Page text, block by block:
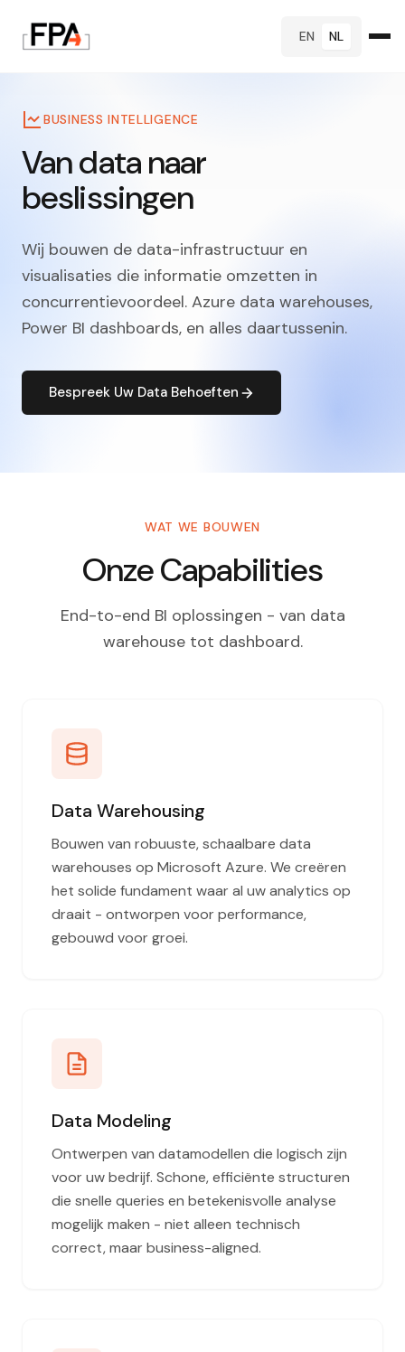
EN NL
BUSINESS INTELLIGENCE
Van data naar
beslissingen
Wij bouwen de data-infrastructuur en
visualisaties die informatie omzetten in
concurrentievoordeel. Azure data warehouses,
Power BI dashboards, en alles daartussenin.
Bespreek Uw Data Behoeften
WAT WE BOUWEN
Onze Capabilities
End-to-end BI oplossingen - van data
warehouse tot dashboard.
Data Warehousing
Bouwen van robuuste, schaalbare data
warehouses op Microsoft Azure. We creëren
het solide fundament waar al uw analytics op
draait - ontworpen voor performance,
gebouwd voor groei.
Data Modeling
Ontwerpen van datamodellen die logisch zijn
voor uw bedrijf. Schone, efficiënte structuren
die snelle queries en betekenisvolle analyse
mogelijk maken - niet alleen technisch
correct, maar business-aligned.